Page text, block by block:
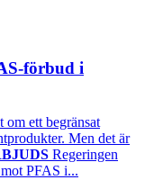
förbud i
om ett begränsat
Men det är
Regeringen
PFAS i...